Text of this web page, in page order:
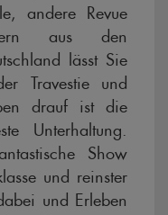
andere Revue
aus den
lässt Sie
Travestie und
drauf ist die
Unterhaltung.
Show
und reinster
und Erleben